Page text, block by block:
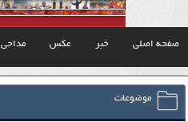
صفحه اصلی خبر عکس مداحی
موضوعات